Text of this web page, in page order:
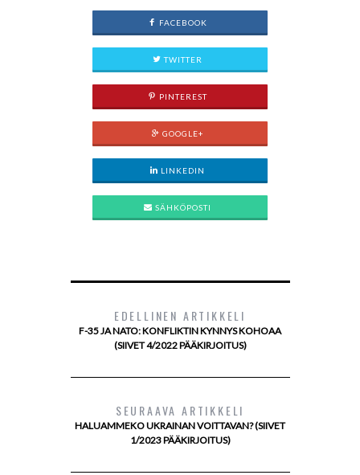
FACEBOOK
TWITTER
PINTEREST
GOOGLE+
LINKEDIN
SÄHKÖPOSTI
EDELLINEN ARTIKKELI
F-35 JA NATO: KONFLIKTIN KYNNYS KOHOAA
(SIIVET 4/2022 PÄÄKIRJOITUS)
SEURAAVA ARTIKKELI
HALUAMMEKO UKRAINAN VOITTAVAN? (SIIVET
1/2023 PÄÄKIRJOITUS)